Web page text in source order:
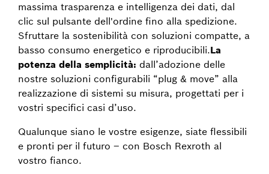
massima trasparenza e intelligenza dei dati, dal
clic sul pulsante dell'ordine fino alla spedizione.
Sfruttare la sostenibilità con soluzioni compatte, a
basso consumo energetico e riproducibili.La
potenza della semplicità: dall’adozione delle
nostre soluzioni configurabili “plug & move” alla
realizzazione di sistemi su misura, progettati per i
vostri specifici casi d’uso.
Qualunque siano le vostre esigenze, siate flessibili
e pronti per il futuro – con Bosch Rexroth al
vostro fianco.